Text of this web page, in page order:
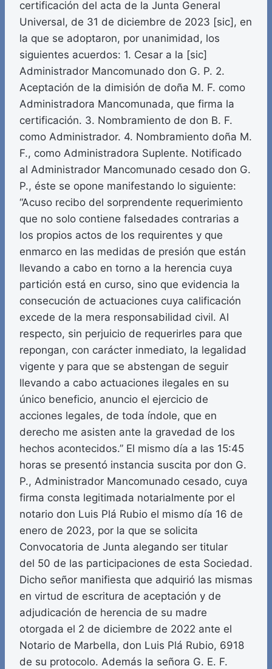
certificación del acta de la Junta General
Universal, de 31 de diciembre de 2023 [sic], en
la que se adoptaron, por unanimidad, los
siguientes acuerdos: 1. Cesar a la [sic]
Administrador Mancomunado don G. P. 2.
Aceptación de la dimisión de doña M. F. como
Administradora Mancomunada, que firma la
certificación. 3. Nombramiento de don B. F.
como Administrador. 4. Nombramiento doña M.
F., como Administradora Suplente. Notificado
al Administrador Mancomunado cesado don G.
P., éste se opone manifestando lo siguiente:
“Acuso recibo del sorprendente requerimiento
que no solo contiene falsedades contrarias a
los propios actos de los requirentes y que
enmarco en las medidas de presión que están
llevando a cabo en torno a la herencia cuya
partición está en curso, sino que evidencia la
consecución de actuaciones cuya calificación
excede de la mera responsabilidad civil. Al
respecto, sin perjuicio de requerirles para que
repongan, con carácter inmediato, la legalidad
vigente y para que se abstengan de seguir
llevando a cabo actuaciones ilegales en su
único beneficio, anuncio el ejercicio de
acciones legales, de toda índole, que en
derecho me asisten ante la gravedad de los
hechos acontecidos.” El mismo día a las 15:45
horas se presentó instancia suscita por don G.
P., Administrador Mancomunado cesado, cuya
firma consta legitimada notarialmente por el
notario don Luis Plá Rubio el mismo día 16 de
enero de 2023, por la que se solicita
Convocatoria de Junta alegando ser titular
del 50 de las participaciones de esta Sociedad.
Dicho señor manifiesta que adquirió las mismas
en virtud de escritura de aceptación y de
adjudicación de herencia de su madre
otorgada el 2 de diciembre de 2022 ante el
Notario de Marbella, don Luis Plá Rubio, 6918
de su protocolo. Además la señora G. E. F.